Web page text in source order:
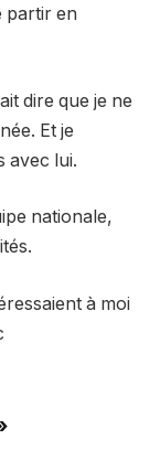
partir en
dire que je ne
Et je
avec lui.
nationale,
à moi